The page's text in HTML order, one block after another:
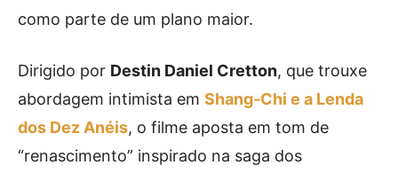
como parte de um plano maior.
Dirigido por Destin Daniel Cretton, que trouxe
abordagem intimista em Shang-Chi e a Lenda
dos Dez Anéis, o filme aposta em tom de
“renascimento” inspirado na saga dos